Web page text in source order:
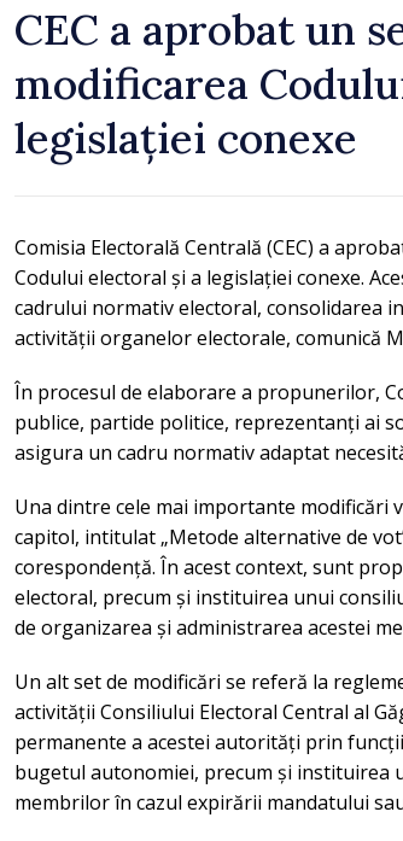
CEC a aprobat un
modificarea
legislației conexe
Comisia Electorală Centrală (CEC) a
Codului electoral și a legislației conexe.
cadrului normativ electoral, consolidarea
activității organelor electorale, comunică
În procesul de elaborare a propunerilor,
publice, partide politice, reprezentanți ai
asigura un cadru normativ adaptat
Una dintre cele mai importante modificări
capitol, intitulat „Metode alternative de
corespondență. În acest context, sunt
electoral, precum și instituirea unui
de organizarea și administrarea acestei
Un alt set de modificări se referă la
activității Consiliului Electoral Central al
permanente a acestei autorități prin
bugetul autonomiei, precum și instituirea
membrilor în cazul expirării mandatului